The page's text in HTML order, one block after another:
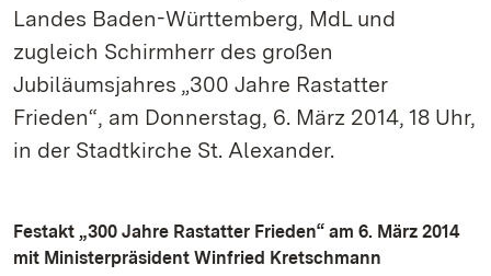
Landes Baden-Württemberg, MdL und
zugleich Schirmherr des großen
Jubiläumsjahres „300 Jahre Rastatter
Frieden“, am Donnerstag, 6. März 2014, 18 Uhr,
in der Stadtkirche St. Alexander.
Festakt „300 Jahre Rastatter Frieden“ am 6. März 2014
mit Ministerpräsident Winfried Kretschmann